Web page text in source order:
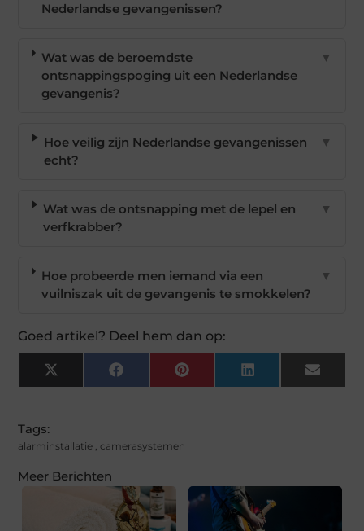
Nederlandse gevangenissen?
Wat was de beroemdste
ontsnappingspoging uit een Nederlandse
gevangenis?
▼
Hoe veilig zijn Nederlandse gevangenissen
echt?
▼
Wat was de ontsnapping met de lepel en
verfkrabber?
▼
Hoe probeerde men iemand via een
vuilniszak uit de gevangenis te smokkelen?
▼
Goed artikel? Deel hem dan op:
X
(Twitter)
FacebookPinterest LinkedIn Email
Tags:
alarminstallatie , camerasystemen
Meer Berichten